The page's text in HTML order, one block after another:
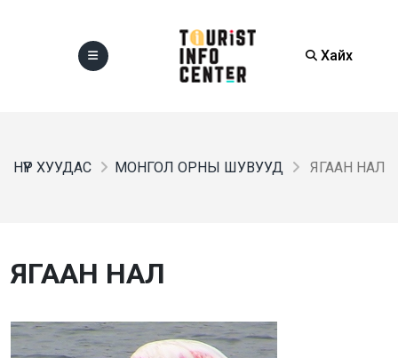
Хайх
НҮҮР ХУУДАС МОНГОЛ ОРНЫ ШУВУУД ЯГААН НАЛ
ЯГААН НАЛ